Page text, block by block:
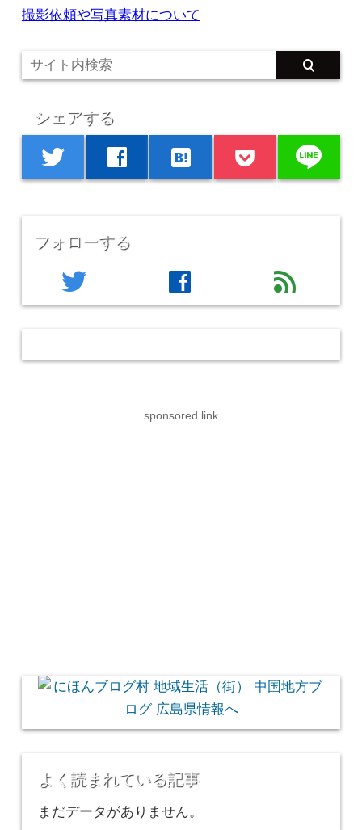
撮影依頼や写真素材について
シェアする
twitter facebook hatenabookmark line
フォローする
twitter facebook feed
sponsored link
よく読まれている記事
まだデータがありません。